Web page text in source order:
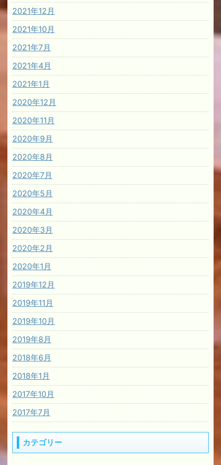
2021年12月
2021年10月
2021年7月
2021年4月
2021年1月
2020年12月
2020年11月
2020年9月
2020年8月
2020年7月
2020年5月
2020年4月
2020年3月
2020年2月
2020年1月
2019年12月
2019年11月
2019年10月
2019年8月
2018年6月
2018年1月
2017年10月
2017年7月
カテゴリー